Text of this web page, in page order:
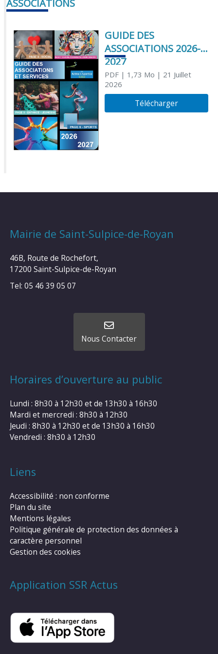
ASSOCIATIONS
GUIDE DES
ASSOCIATIONS 2026-
2027
PDF| 1,73 Mo | 21 Juillet
2026
Télécharger
Mairie de Saint-Sulpice-de-Royan
46B, Route de Rochefort,
17200 Saint-Sulpice-de-Royan
Tel: 05 46 39 05 07
Nous Contacter
Horaires d’ouverture au public
Lundi : 8h30 à 12h30 et de 13h30 à 16h30
Mardi et mercredi : 8h30 à 12h30
Jeudi : 8h30 à 12h30 et de 13h30 à 16h30
Vendredi : 8h30 à 12h30
Liens
Accessibilité : non conforme
Plan du site
Mentions légales
Politique générale de protection des données à
caractère personnel
Gestion des cookies
Application SSR Actus